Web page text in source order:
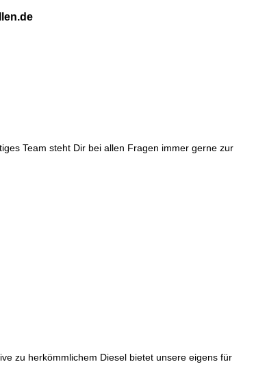
Team steht Dir bei allen Fragen immer gerne zur
zu herkömmlichem Diesel bietet unsere eigens für